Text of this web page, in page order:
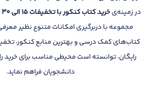
در زمینه‌یخرید کتاب کنکور با تخفیفات 15 الی 30 درصدی
مجموعه با دربرگیری امکانات متنوع نظیر
کتاب‌های کمک درسی و بهترین منابع کنکور،
رایگان، توانسته است محیطی مناسب برای خرید
دانشجویان فراهم نماید.